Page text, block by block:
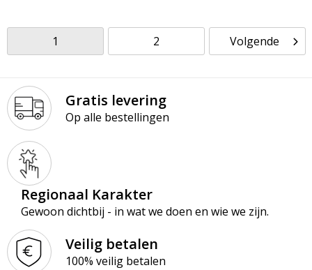
1 2 Volgende
Gratis levering
Op alle bestellingen
Regionaal Karakter
Gewoon dichtbij - in wat we doen en wie we zijn.
Veilig betalen
100% veilig betalen